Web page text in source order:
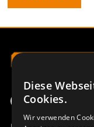
Diese
Cookies.
Wir verwenden